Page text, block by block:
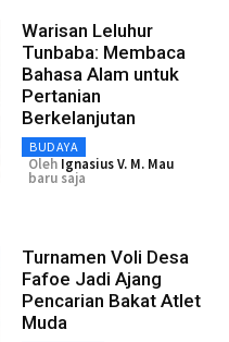
Warisan Leluhur
Tunbaba: Membaca
Bahasa Alam untuk
Pertanian
Berkelanjutan
BUDAYA
Oleh Ignasius V. M. Mau
baru saja
Turnamen Voli Desa
Fafoe Jadi Ajang
Pencarian Bakat Atlet
Muda